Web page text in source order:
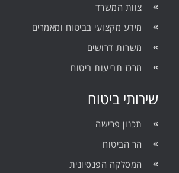
צוות המשרד
מידע מקצועי בביטוח ומאמרים
משרות דרושים
מרכז תביעות ביטוח
שירותי ביטוח
תכנון פרישה
הר הביטוח
המסלקה הפנסיונית